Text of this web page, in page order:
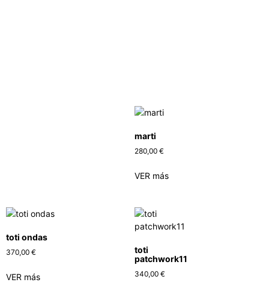
marti
280,00 €
VER más
toti ondas
370,00 €
VER más
toti
patchwork11
340,00 €